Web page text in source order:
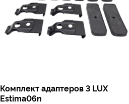
Комплект адаптеров 3 LUX
Estima06n